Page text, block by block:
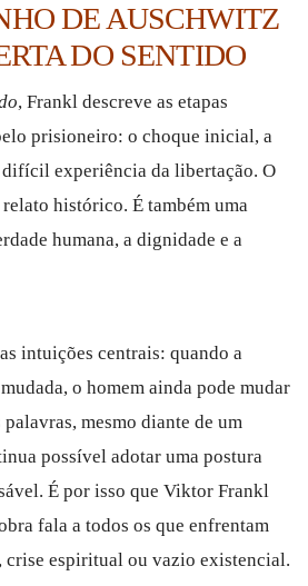
DE AUSCHWITZ
DO SENTIDO
, Frankl descreve as etapas
prisioneiro: o choque inicial, a
difícil experiência da libertação. O
histórico. É também uma
humana, a dignidade e a
intuições centrais: quando a
o homem ainda pode mudar
mesmo diante de um
possível adotar uma postura
É por isso que Viktor Frankl
fala a todos os que enfrentam
crise espiritual ou vazio existencial.